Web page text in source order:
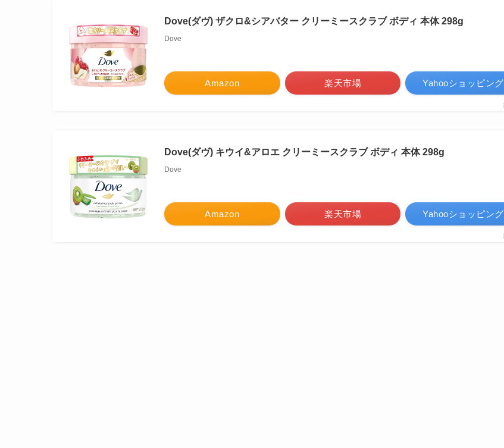
Dove(ダヴ) ザクロ&シアバター クリーミースクラブ ボディ 本体 298g
Dove
Amazon 楽天市場 Yahooショッピング
Dove(ダヴ) キウイ&アロエ クリーミースクラブ ボディ 本体 298g
Dove
Amazon 楽天市場 Yahooショッピング